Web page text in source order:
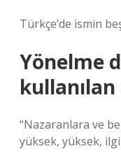
Türkçe’de ismin
Yönelme
“Nazaranlara ve
yüksek, yüksek,